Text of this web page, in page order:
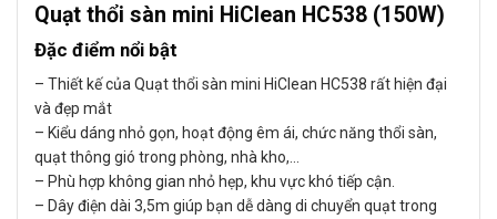
Quạt thổi sàn mini HiClean HC538 (150W)
Đặc điểm nổi bật
– Thiết kế của Quạt thổi sàn mini HiClean HC538 rất hiện đại
và đẹp mắt
– Kiểu dáng nhỏ gọn, hoạt động êm ái, chức năng thổi sàn,
quạt thông gió trong phòng, nhà kho,…
– Phù hợp không gian nhỏ hẹp, khu vực khó tiếp cận.
– Dây điện dài 3,5m giúp bạn dễ dàng di chuyển quạt trong